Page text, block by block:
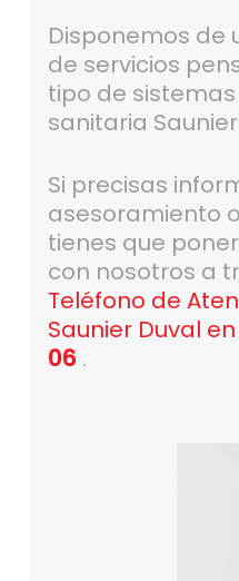
Disponemos de
de servicios
tipo de
sanitaria
Si precisas
asesoramiento
tienes que
con nosotros a
Teléfono de
Saunier Duval
06 .